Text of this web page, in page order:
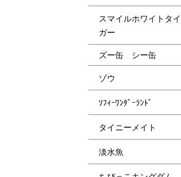
スマイルホワイトタイ
ガー
ズー缶 シー缶
ゾウ
ｿﾌｨｰﾜﾝﾀﾞｰﾗﾝﾄﾞ
タイニーメイト
淡水魚